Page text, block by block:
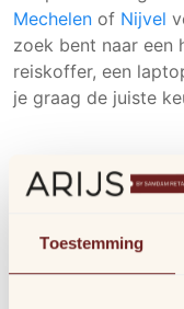
Toestemming
Mechelen of Nijvel
zoek bent naar een
reiskoffer, een
je graag de juiste
Waarom
details en
zijn ontworpen voor